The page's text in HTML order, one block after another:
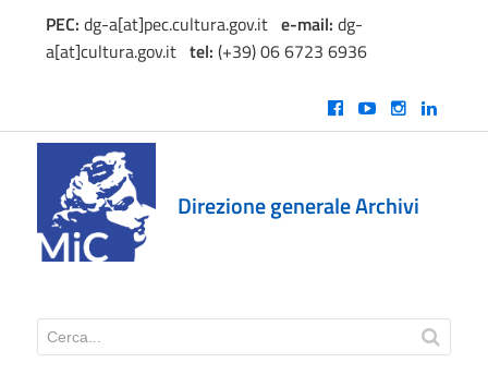
PEC: dg-a[at]pec.cultura.gov.ite-mail: dg-
a[at]cultura.gov.ittel: (+39) 06 6723 6936
Direzione generale Archivi